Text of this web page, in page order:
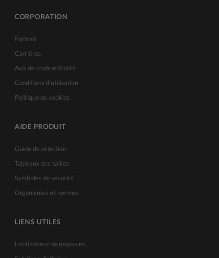
CORPORATION
Portrait
Carrières
Avis de confidentialité
Conditions d’utilisation
Politique de cookies
AIDE PRODUIT
Guide de sélection
Tableaux des tailles
Symboles de sécurité
Organismes et normes
LIENS UTILES
Localisateur de magasins